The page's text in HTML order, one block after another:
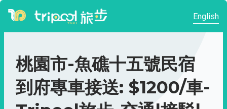
English
桃園市-魚礁十五號民宿
到府專車接送: $1200/車-